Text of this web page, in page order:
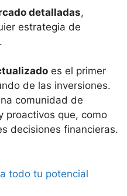
detalladas,
estrategia de
es el primer
de las inversiones.
comunidad de
proactivos que, como
decisiones financieras.
todo tu potencial